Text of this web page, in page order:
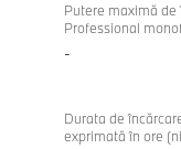
Putere maximă de
Professional
-
Durata de
exprimată în ore